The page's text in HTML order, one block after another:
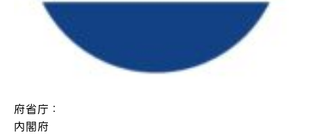
府省庁：
内閣府